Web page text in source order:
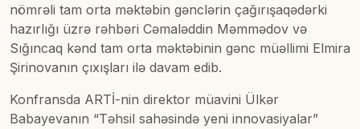
nömrəli tam orta məktəbin gənclərin çağırışaqədərki
hazırlığı üzrə rəhbəri Cəmaləddin Məmmədov və
Sığıncaq kənd tam orta məktəbinin gənc müəllimi Elmira
Şirinovanın çıxışları ilə davam edib.
Konfransda ARTİ-nin direktor müavini Ülkər
Babayevanın “Təhsil sahəsində yeni innovasiyalar”